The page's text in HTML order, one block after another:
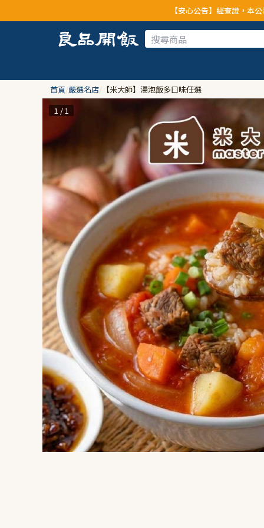
【安心公告】經查證，本公司全品項與上游供應
首頁/嚴選名店/ 【米大師】湯泡飯多口味任選
1 / 1